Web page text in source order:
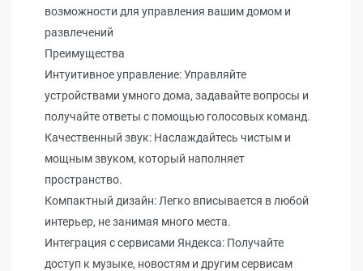
возможности для управления вашим домом и
развлечений
Преимущества
Интуитивное управление: Управляйте
устройствами умного дома, задавайте вопросы и
получайте ответы с помощью голосовых команд.
Качественный звук: Наслаждайтесь чистым и
мощным звуком, который наполняет
пространство.
Компактный дизайн: Легко вписывается в любой
интерьер, не занимая много места.
Интеграция с сервисами Яндекса: Получайте
доступ к музыке, новостям и другим сервисам